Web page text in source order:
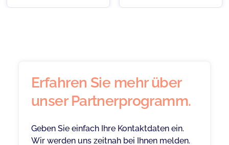
Erfahren Sie mehr über
unser Partnerprogramm.
Geben Sie einfach Ihre Kontaktdaten ein.
Wir werden uns zeitnah bei Ihnen melden.